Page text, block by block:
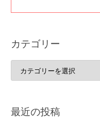
カテゴリー
テ
リ
ー
最近の投稿